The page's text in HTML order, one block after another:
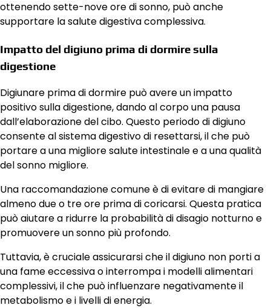
ottenendo sette-nove ore di sonno, può anche
supportare la salute digestiva complessiva.
Impatto del digiuno prima di dormire sulla
digestione
Digiunare prima di dormire può avere un impatto
positivo sulla digestione, dando al corpo una pausa
dall’elaborazione del cibo. Questo periodo di digiuno
consente al sistema digestivo di resettarsi, il che può
portare a una migliore salute intestinale e a una qualità
del sonno migliore.
Una raccomandazione comune è di evitare di mangiare
almeno due o tre ore prima di coricarsi. Questa pratica
può aiutare a ridurre la probabilità di disagio notturno e
promuovere un sonno più profondo.
Tuttavia, è cruciale assicurarsi che il digiuno non porti a
una fame eccessiva o interrompa i modelli alimentari
complessivi, il che può influenzare negativamente il
metabolismo e i livelli di energia.